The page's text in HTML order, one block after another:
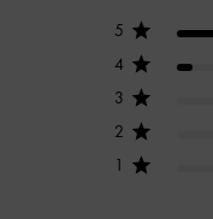
5
4
3
2
1